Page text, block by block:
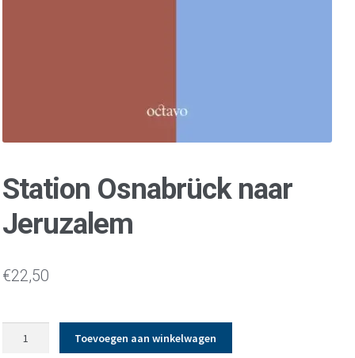
Station Osnabrück naar
Jeruzalem
€22,50
Toevoegen aan winkelwagen